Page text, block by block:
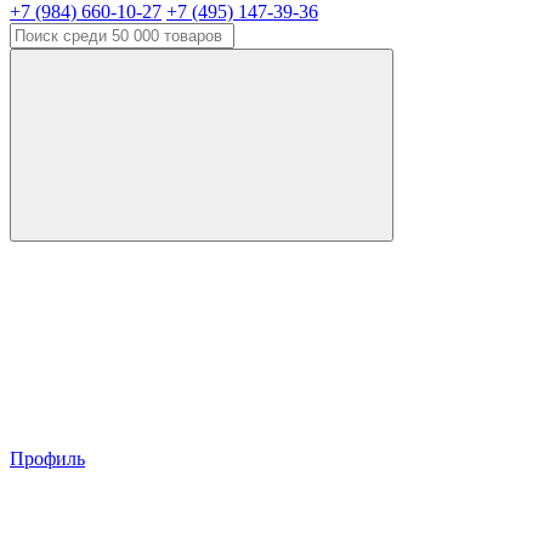
+7 (984) 660-10-27 +7 (495) 147-39-36
Профиль